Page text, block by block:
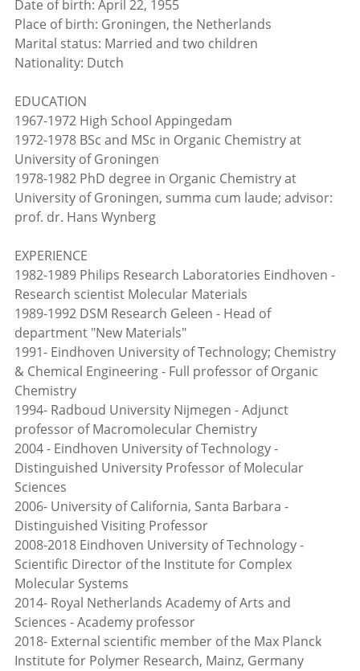
Date of birth: April 22, 1955
Place of birth: Groningen, the Netherlands
Marital status: Married and two children
Nationality: Dutch
EDUCATION
1967-1972 High School Appingedam
1972-1978 BSc and MSc in Organic Chemistry at
University of Groningen
1978-1982 PhD degree in Organic Chemistry at
University of Groningen, summa cum laude; advisor:
prof. dr. Hans Wynberg
EXPERIENCE
1982-1989 Philips Research Laboratories Eindhoven -
Research scientist Molecular Materials
1989-1992 DSM Research Geleen - Head of
department "New Materials"
1991- Eindhoven University of Technology; Chemistry
& Chemical Engineering - Full professor of Organic
Chemistry
1994- Radboud University Nijmegen - Adjunct
professor of Macromolecular Chemistry
2004 - Eindhoven University of Technology -
Distinguished University Professor of Molecular
Sciences
2006- University of California, Santa Barbara -
Distinguished Visiting Professor
2008-2018 Eindhoven University of Technology -
Scientific Director of the Institute for Complex
Molecular Systems
2014- Royal Netherlands Academy of Arts and
Sciences - Academy professor
2018- External scientific member of the Max Planck
Institute for Polymer Research, Mainz, Germany